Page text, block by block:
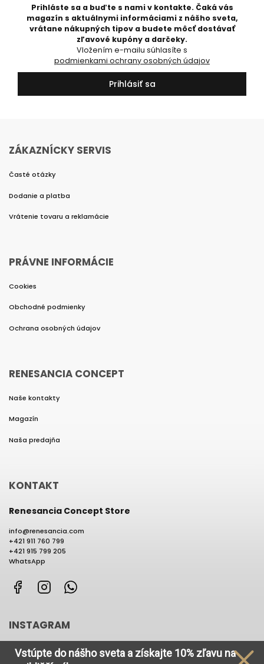
Prihláste sa a buďte s nami v kontakte. Čaká vás
magazín s aktuálnymi informáciami z nášho sveta,
vrátane nákupných tipov a budete môcť dostávať
zľavové kupóny a darčeky.
podmienkami ochrany osobných údajov
Prihlásiť sa
ZÁKAZNÍCKY SERVIS
Časté otázky
Dodanie a platba
Vrátenie tovaru a reklamácie
PRÁVNE INFORMÁCIE
Cookies
Obchodné podmienky
Ochrana osobných údajov
RENESANCIA CONCEPT
Naše kontakty
Magazín
Naša predajňa
KONTAKT
Renesancia Concept Store
info@renesancia.com
+421 911 760 799
+421 915 799 205
WhatsApp
FacebookInstagram
INSTAGRAM
Vstúpte do nášho sveta a získajte 10% zľavu na